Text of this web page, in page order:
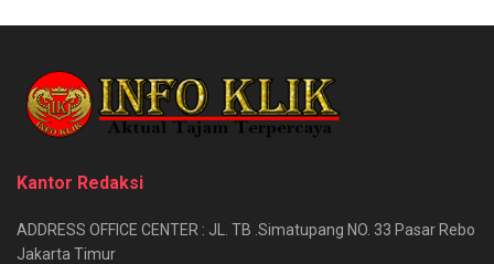
Kantor Redaksi
ADDRESS OFFICE CENTER : JL. TB .Simatupang NO. 33 Pasar Rebo
Jakarta Timur